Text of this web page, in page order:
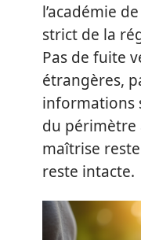
l’académie
strict de la
Pas de fuite
étrangères,
informations
du périmètre
maîtrise
reste intacte.